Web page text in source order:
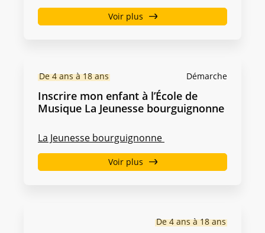
Voir plus
Démarche
De 4 ans à 18 ans
Inscrire mon enfant à l’École de
Musique La Jeunesse bourguignonne
La Jeunesse bourguignonne
Voir plus
De 4 ans à 18 ans